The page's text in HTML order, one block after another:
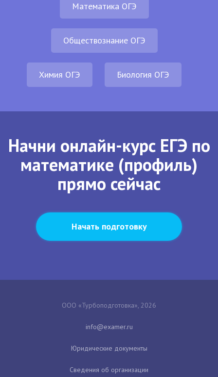
Математика ОГЭ
Обществознание ОГЭ
Химия ОГЭ Биология ОГЭ
Начни онлайн-курс ЕГЭ по
математике (профиль)
прямо сейчас
Начать подготовку
ООО «Турбоподготовка», 2026
Юридические документы
Сведения об организации